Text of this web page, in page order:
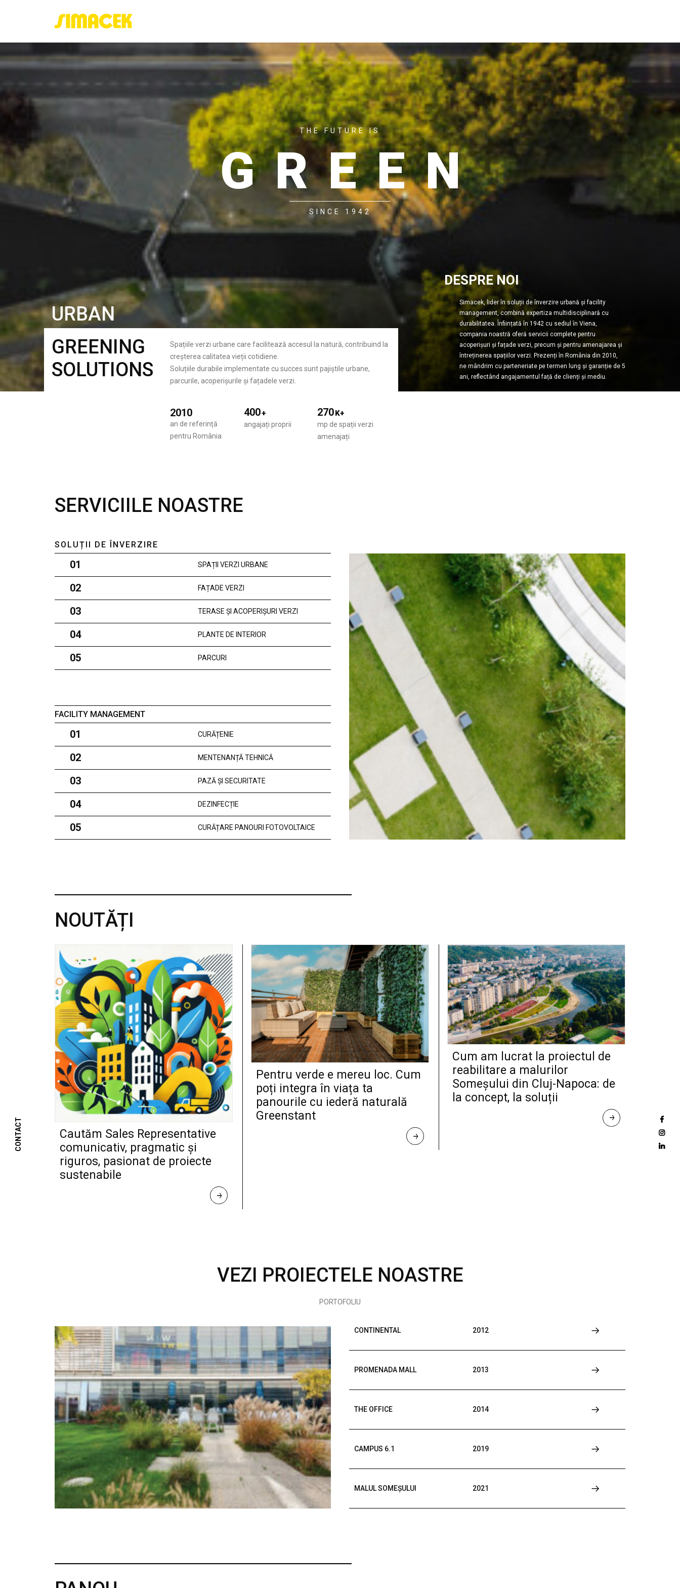
THE FUTURE IS
GREEN
SINCE 1942
DESPRE NOI
Simacek, lider în soluții de înverzire urbană și facility
management, combină expertiza multidisciplinară cu
durabilitatea. Înființată în 1942 cu sediul în Viena,
compania noastră oferă servicii complete pentru
acoperișuri și fațade verzi, precum și pentru amenajarea și
întreținerea spațiilor verzi. Prezenți în România din 2010,
ne mândrim cu parteneriate pe termen lung și garanție de 5
ani, reflectând angajamentul față de clienți și mediu.
URBAN
GREENING
SOLUTIONS
Spațiile verzi urbane care facilitează accesul la natură, contribuind la
creșterea calitatea vieții cotidiene.
Soluțiile durabile implementate cu succes sunt pajiștile urbane,
parcurile, acoperișurile și fațadele verzi.
2010
an de referință
pentru România
400+
angajați proprii
270K+
mp de spații verzi
amenajați
SERVICIILE NOASTRE
SOLUȚII DE ÎNVERZIRE
01 SPAȚII VERZI URBANE
02 FAȚADE VERZI
03 TERASE ȘI ACOPERIȘURI VERZI
04 PLANTE DE INTERIOR
05 PARCURI
FACILITY MANAGEMENT
01 CURĂȚENIE
02 MENTENANȚĂ TEHNICĂ
03 PAZĂ ȘI SECURITATE
04 DEZINFECȚIE
05 CURĂȚARE PANOURI FOTOVOLTAICE
NOUTĂȚI
Cautăm Sales Representative
comunicativ, pragmatic și
riguros, pasionat de proiecte
sustenabile
R
E
Pentru verde e mereu loc. Cum
poți integra în viața ta
panourile cu iederă naturală
Greenstant
R
E
Cum am lucrat la proiectul de
reabilitare a malurilor
Someșului din Cluj-Napoca: de
la concept, la soluții
R
VEZI PROIECTELE NOASTRE
PORTOFOLIU
CONTINENTAL 2012
PROMENADA MALL 2013
THE OFFICE 2014
CAMPUS 6.1 2019
MALUL SOMEȘULUI 2021
CONTACT